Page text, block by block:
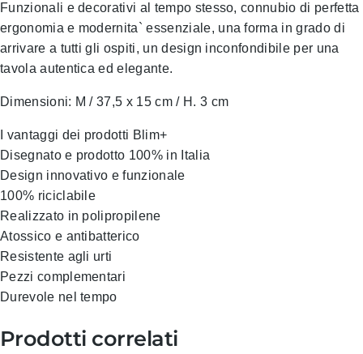
Funzionali e decorativi al tempo stesso, connubio di perfetta
ergonomia e modernita` essenziale, una forma in grado di
arrivare a tutti gli ospiti, un design inconfondibile per una
tavola autentica ed elegante.
Dimensioni: M / 37,5 x 15 cm / H. 3 cm
I vantaggi dei prodotti Blim+
Disegnato e prodotto 100% in Italia
Design innovativo e funzionale
100% riciclabile
Realizzato in polipropilene
Atossico e antibatterico
Resistente agli urti
Pezzi complementari
Durevole nel tempo
Prodotti correlati